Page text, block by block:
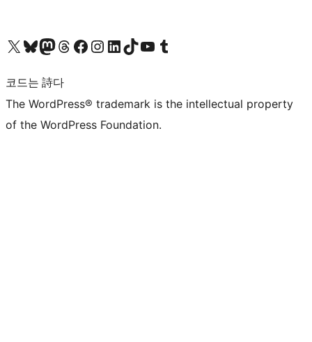
X(이전 트위터) 계정 방문하기블루스카이 계정 방문하기마스토돈 계정 방문하기스레드 계정 방문하기 페이스북 페이지 방문하기인스타그램 계정 방문하기 LinkedIn 계정 방문하기틱톡 계정 방문하기유튜브 채널 방문하기 텀블러 계정 방문하기
코드는 詩다
The WordPress® trademark is the intellectual property
of the WordPress Foundation.